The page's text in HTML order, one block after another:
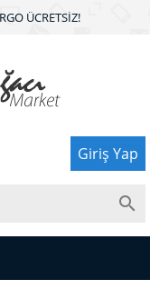
ÜCRETSIZ!
Giriş Yap
